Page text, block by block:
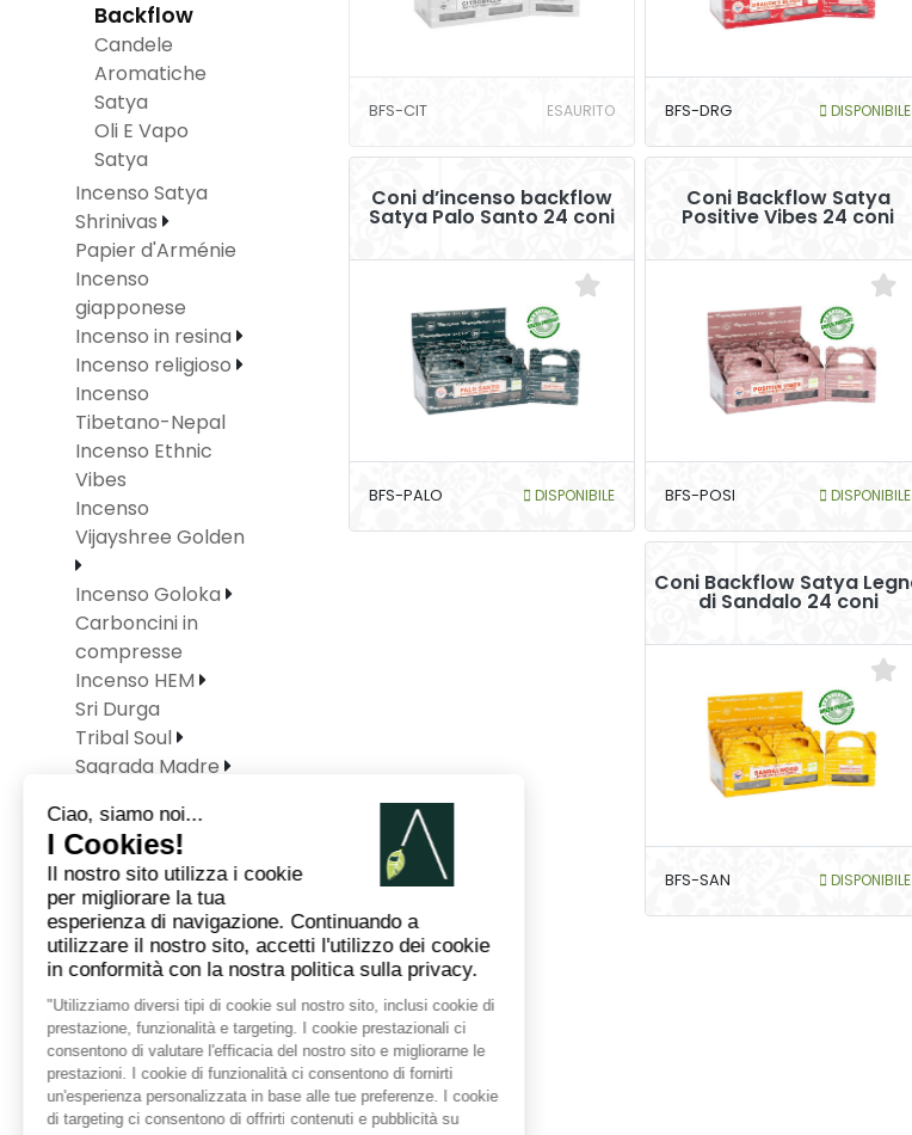
Backflow
Candele
Aromatiche
Satya
Oli E Vapo
Satya
Incenso Satya
Shrinivas
Papier d'Arménie
Incenso
giapponese
Incenso in resina
Incenso religioso
Incenso
Tibetano-Nepal
Incenso Ethnic
Vibes
Incenso
Vijayshree Golden
Incenso Goloka
Carboncini in
compresse
Incenso HEM
Sri Durga
Tribal Soul
Sagrada Madre
Auroville Maroma
Tulasi
Oli profumati
Ceroni Liturgici
Incensi Vari
Argento 925
Minerali - Gioielli
Artigianato
BFS-CIT ESAURITO BFS-DRG DISPONIBILE
Coni d’incenso backflow
Satya Palo Santo 24 coni
BFS-PALO DISPONIBILE
Coni Backflow Satya
Positive Vibes 24 coni
BFS-POSI DISPONIBILE
Coni Backflow Satya
di Sandalo 24 coni
BFS-SAN DISPONIBILE